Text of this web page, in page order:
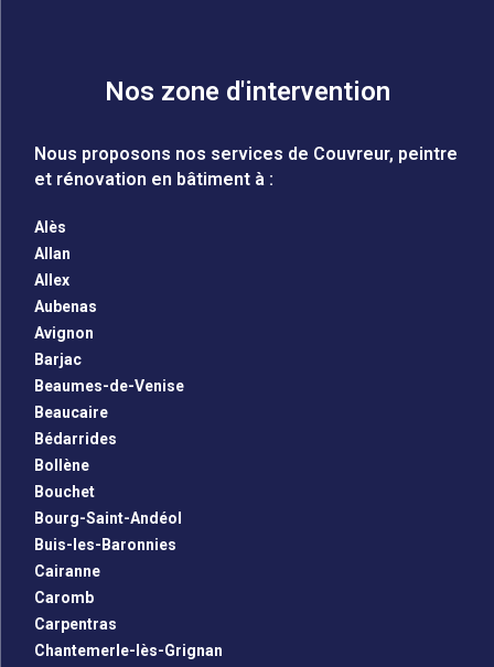
Nos zone d'intervention
Nous proposons nos services de Couvreur, peintre
et rénovation en bâtiment à :
Alès
Allan
Allex
Aubenas
Avignon
Barjac
Beaumes-de-Venise
Beaucaire
Bédarrides
Bollène
Bouchet
Bourg-Saint-Andéol
Buis-les-Baronnies
Cairanne
Caromb
Carpentras
Chantemerle-lès-Grignan